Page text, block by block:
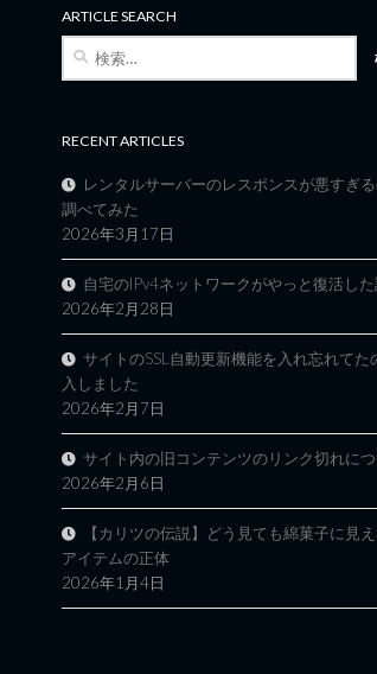
ARTICLE SEARCH
RECENT ARTICLES
レンタルサーバーのレスポンスが悪すぎ
調べてみた
2026年3月17日
自宅のIPv4ネットワークがやっと復活し
2026年2月28日
サイトのSSL自動更新機能を入れ忘れてた
入しました
2026年2月7日
サイト内の旧コンテンツのリンク切れに
2026年2月6日
【カリツの伝説】どう見ても綿菓子に見
アイテムの正体
2026年1月4日